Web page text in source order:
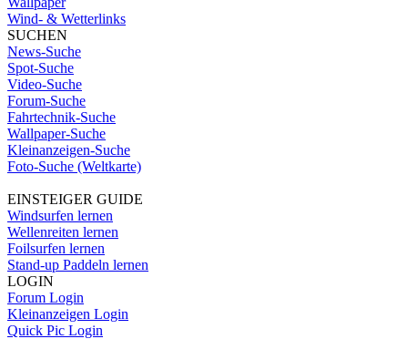
Wind- & Wetterlinks
SUCHEN
News-Suche
Spot-Suche
Video-Suche
Forum-Suche
Fahrtechnik-Suche
Wallpaper-Suche
Kleinanzeigen-Suche
Foto-Suche (Weltkarte)
EINSTEIGER GUIDE
Windsurfen lernen
Wellenreiten lernen
Foilsurfen lernen
Stand-up Paddeln lernen
LOGIN
Forum Login
Kleinanzeigen Login
Quick Pic Login